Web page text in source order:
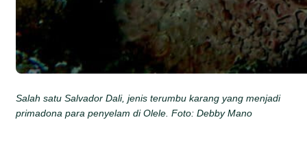
Salah satu Salvador Dali, jenis terumbu karang yang menjadi
primadona para penyelam di Olele. Foto: Debby Mano